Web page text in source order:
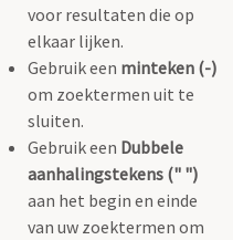
voor resultaten die op
elkaar lijken.
Gebruik een minteken (-)
om zoektermen uit te
sluiten.
Gebruik een Dubbele
aanhalingstekens (" ")
aan het begin en einde
van uw zoektermen om